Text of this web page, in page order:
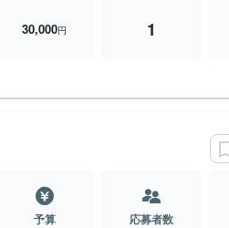
30,000円 1
予算 応募者数